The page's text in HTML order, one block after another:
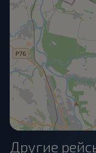
Другие